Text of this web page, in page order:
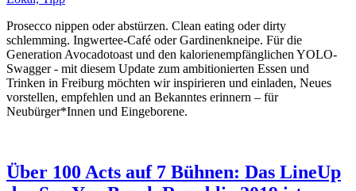
Prosecco nippen oder abstürzen. Clean eating oder dirty
schlemming. Ingwertee-Café oder Gardinenkneipe. Für die
Generation Avocadotoast und den kalorienempfänglichen YOLO-
Swagger - mit diesem Update zum ambitionierten Essen und
Trinken in Freiburg möchten wir inspirieren und einladen, Neues
vorstellen, empfehlen und an Bekanntes erinnern – für
Neubürger*Innen und Eingeborene.
Über 100 Acts auf 7 Bühnen: Das LineUp